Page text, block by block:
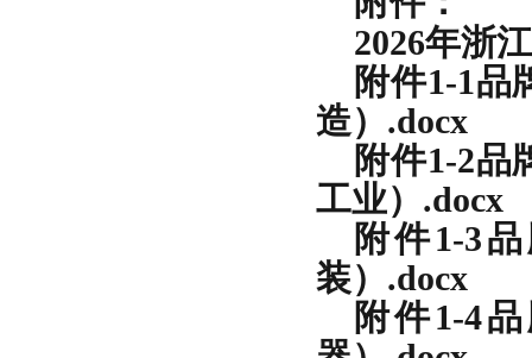
2026年浙
附件1-1品
造）.docx
附件1-2品
工业）.docx
附件1-3
装）.docx
附件1-4